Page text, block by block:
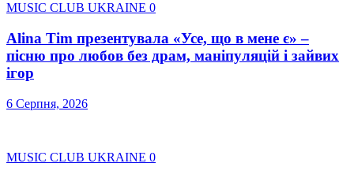
MUSIC CLUB UKRAINE 0
Alina Tim презентувала «Усе, що в мене є» –
пісню про любов без драм, маніпуляцій і зайвих
ігор
6 Серпня, 2026
MUSIC CLUB UKRAINE 0